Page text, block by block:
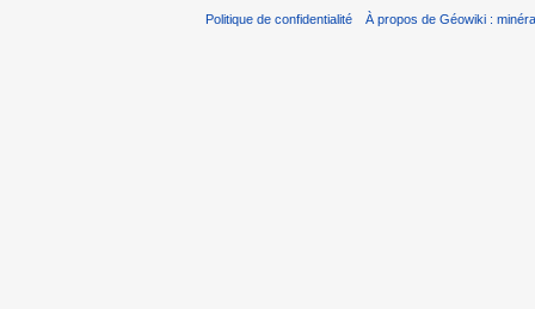
Politique de confidentialité À propos de Géowiki :